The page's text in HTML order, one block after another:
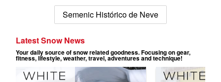
Semenic Histórico de Neve